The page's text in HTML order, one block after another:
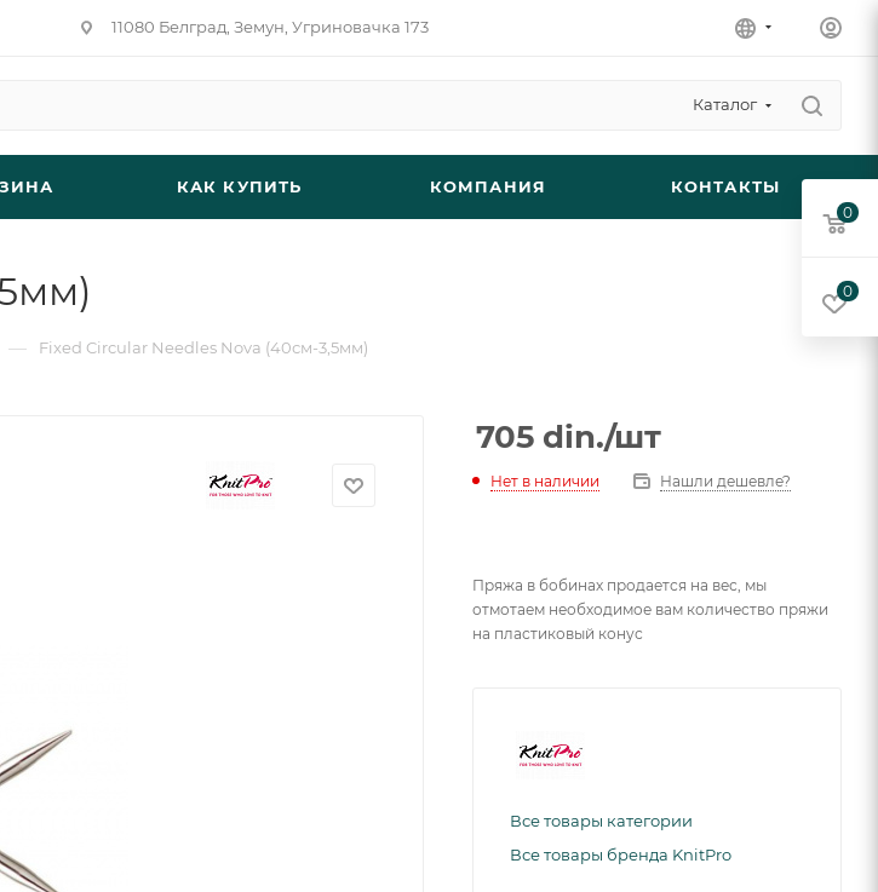
11080 Белград, Земун, Угриновачка 173
Каталог
КАК КУПИТЬ КОМПАНИЯ КОНТАКТЫ
— Fixed Circular Needles Nova (40см-3,5мм)
705 din./шт
Нет в наличии Нашли дешевле?
Пряжа в бобинах продается на вес, мы
отмотаем необходимое вам количество пряжи
на пластиковый конус
Все товары категории
Все товары бренда KnitPro
0
0